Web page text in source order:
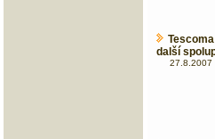
další
27.8.2007